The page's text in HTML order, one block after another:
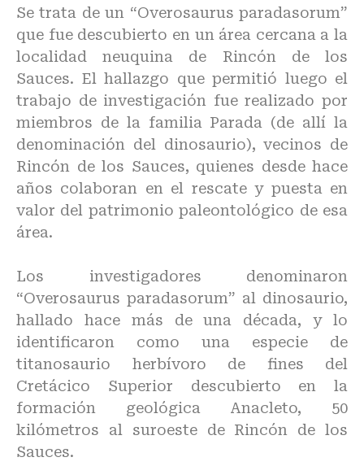
Se trata de un “Overosaurus paradasorum”
que fue descubierto en un área cercana a la
localidad neuquina de Rincón de los
Sauces. El hallazgo que permitió luego el
trabajo de investigación fue realizado por
miembros de la familia Parada (de allí la
denominación del dinosaurio), vecinos de
Rincón de los Sauces, quienes desde hace
años colaboran en el rescate y puesta en
valor del patrimonio paleontológico de esa
área.
Los investigadores denominaron
“Overosaurus paradasorum” al dinosaurio,
hallado hace más de una década, y lo
identificaron como una especie de
titanosaurio herbívoro de fines del
Cretácico Superior descubierto en la
formación geológica Anacleto, 50
kilómetros al suroeste de Rincón de los
Sauces.